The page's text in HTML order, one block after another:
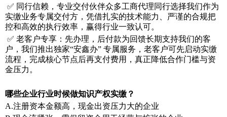
✅ 同行信赖，专业交付伙伴众多工商代理同行选择我们作为
实缴业务专属交付方，凭借扎实的技术能力、严谨的合规把
控和高效的执行效率，赢得行业一致认可。
✅ 老客户专享：先办理，后付款为回馈长期支持我们的客
户，我们推出独家“安鑫办” 专属服务，老客户可先启动实缴
流程，完成核心节点后再支付费用，真正降低合作门槛与资
金压力。
哪些企业行业时候做知识产权实缴？
A.注册资本金额高，现金出资压力大的企业